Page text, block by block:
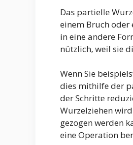
Das partielle
einem Bruch oder
in eine andere
nützlich, weil sie
Wenn Sie
dies mithilfe der
der Schritte
Wurzelziehen
gezogen werden
eine Operation